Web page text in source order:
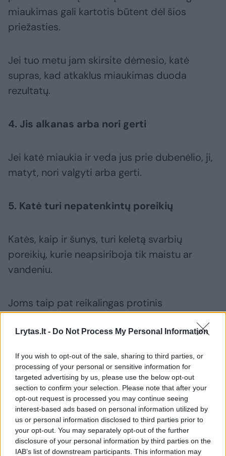
Lrytas.lt - Do Not Process My Personal Information
If you wish to opt-out of the sale, sharing to third parties, or
processing of your personal or sensitive information for
targeted advertising by us, please use the below opt-out
section to confirm your selection. Please note that after your
opt-out request is processed you may continue seeing
interest-based ads based on personal information utilized by
us or personal information disclosed to third parties prior to
your opt-out. You may separately opt-out of the further
disclosure of your personal information by third parties on the
IAB’s list of downstream participants. This information may
miaukimas gali kartotis būtent dėl šios
priežasties.
Jei tuo metu jam skirsite dėmesio, katė
supras, kad atkaklus miaukimas duoda
rezultatų.
4. Jis alkanas arba nori gerti
Jei katė miaukia ir veda jus prie dubenėlio, ji,
matyt, nori valgyti arba gerti.
5. Katė turi nepatenkintų poreikių
Katės, kaip ir šunys, turi keletą svarbių
poreikių, kurie neapsiriboja tik maistu ar
vandeniu.
Joms taip pat reikalingas protinis
vienos pernelyg ilgai arba joms tampa
2017 m. tyrimas tai patvirtino, kai katėms
buvo pasiūlyta pasirinkti tarp bendravimo su
žmogumi ir kitų stimulų, įskaitant maistą ir
žaislus, dauguma pūkuotųjų pasirinko
socialinį bendravimą su žmogumi.